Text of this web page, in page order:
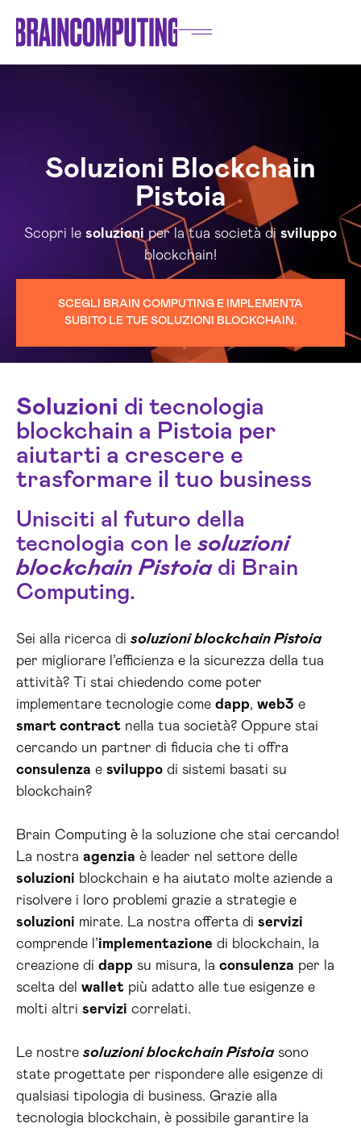
Soluzioni Blockchain
Pistoia
Scopri le soluzioni per la tua società di sviluppo
blockchain!
SCEGLI BRAIN COMPUTING E IMPLEMENTA
SUBITO LE TUE SOLUZIONI BLOCKCHAIN.
Soluzioni di tecnologia
blockchain a Pistoia per
aiutarti a crescere e
trasformare il tuo business
Unisciti al futuro della
tecnologia con le soluzioni
blockchain Pistoiadi Brain
Computing.
Sei alla ricerca di soluzioni blockchain Pistoia
per migliorare l’efficienza e la sicurezza della tua
attività? Ti stai chiedendo come poter
implementare tecnologie come dapp, web3 e
smart contract nella tua società? Oppure stai
cercando un partner di fiducia che ti offra
consulenza e sviluppo di sistemi basati su
blockchain?
Brain Computing è la soluzione che stai cercando!
La nostra agenzia è leader nel settore delle
soluzioni blockchain e ha aiutato molte aziende a
risolvere i loro problemi grazie a strategie e
soluzioni mirate. La nostra offerta di servizi
comprende l’implementazione di blockchain, la
creazione di dapp su misura, la consulenza per la
scelta del wallet più adatto alle tue esigenze e
molti altri servizi correlati.
Le nostre soluzioni blockchain Pistoiasono
state progettate per rispondere alle esigenze di
qualsiasi tipologia di business. Grazie alla
tecnologia blockchain, è possibile garantire la